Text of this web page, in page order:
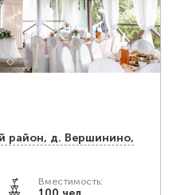
район, д. Вершинино,
Вместимость: